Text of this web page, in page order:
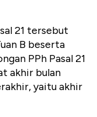
21 tersebut
B beserta
PPh Pasal 21
akhir bulan
yaitu akhir